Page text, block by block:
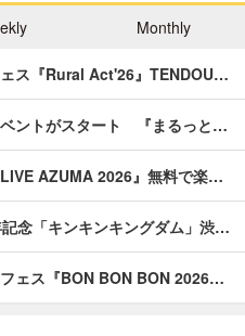
Monthly
ス『Rural Act'26』TENDOU…
ントがスタート 『まるっと…
AZUMA 2026』無料で楽…
記念「キンキンキングダム」渋…
ェス『BON BON BON 2026…